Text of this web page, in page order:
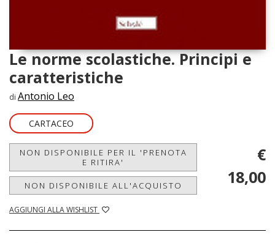
Le norme scolastiche. Principi e
caratteristiche
di Antonio Leo
CARTACEO
NON DISPONIBILE PER IL 'PRENOTA
E RITIRA'
NON DISPONIBILE ALL'ACQUISTO
AGGIUNGI ALLA WISHLIST
€
18,00